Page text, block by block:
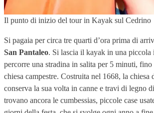
Il punto di inizio del tour in Kayak sul Cedrino
Si pagaia per circa tre quarti d’ora prima di
San Pantaleo. Si lascia il kayak in una piccola
percorre una stradina in salita per 5 minuti, fino
chiesa campestre. Costruita nel 1668, la chiesa
conserva la sua volta in canne e travi di legno
trovano ancora le cumbessias, piccole case